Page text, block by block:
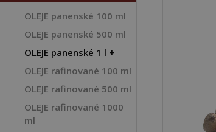
OLEJE panenské 100 ml
OLEJE panenské 500 ml
OLEJE panenské 1 l +
OLEJE rafinované 100 ml
OLEJE rafinované 500 ml
OLEJE rafinované 1000
ml